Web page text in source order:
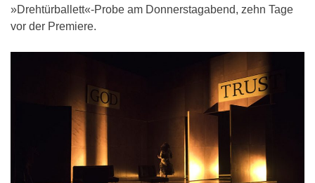
»Drehtürballett«-Probe am Donnerstagabend, zehn Tage
vor der Premiere.